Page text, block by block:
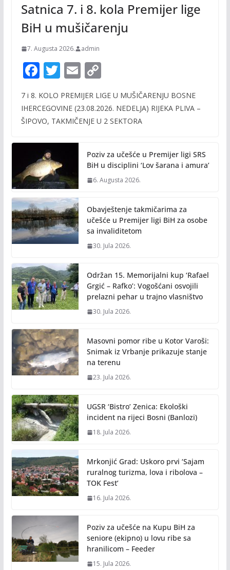
Satnica 7. i 8. kola Premijer lige
BiH u mušičarenju
7. Augusta 2026. admin
F
e
b
o
k
T
itt
er
E
ai
l
C
p
y
n
k
7 i 8. KOLO PREMIJER LIGE U MUŠIČARENJU BOSNE
IHERCEGOVINE (23.08.2026. NEDELJA) RIJEKA PLIVA –
ŠIPOVO, TAKMIČENJE U 2 SEKTORA
Poziv za učešće u Premijer ligi SRS
BiH u disciplini ‘Lov šarana i amura’
6. Augusta 2026.
Obavještenje takmičarima za
učešće u Premijer ligi BiH za osobe
sa invaliditetom
30. Jula 2026.
Održan 15. Memorijalni kup ‘Rafael
Grgić – Rafko’: Vogošćani osvojili
prelazni pehar u trajno vlasništvo
30. Jula 2026.
Masovni pomor ribe u Kotor Varoši:
Snimak iz Vrbanje prikazuje stanje
na terenu
23. Jula 2026.
UGSR ‘Bistro’ Zenica: Ekološki
incident na rijeci Bosni (Banlozi)
18. Jula 2026.
Mrkonjić Grad: Uskoro prvi ‘Sajam
ruralnog turizma, lova i ribolova –
TOK Fest’
16. Jula 2026.
Poziv za učešće na Kupu BiH za
seniore (ekipno) u lovu ribe sa
hranilicom – Feeder
15. Jula 2026.